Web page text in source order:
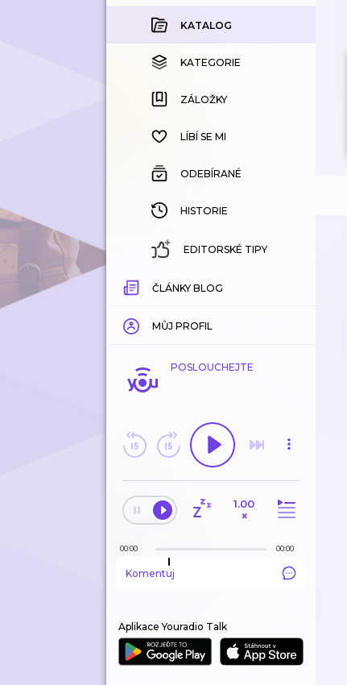
KOUPENÉ
KATEGORIE
ZÁLOŽKY
HISTORIE
KATALOG
KATEGORIE
ZÁLOŽKY
LÍBÍ SE MI
ODEBÍRANÉ
HISTORIE
EDITORSKÉ TIPY
ČLÁNKY BLOG
MŮJ PROFIL
POSLOUCHEJTE
1.00
×
00:00 00:00
Komentuj
Aplikace Youradio Talk